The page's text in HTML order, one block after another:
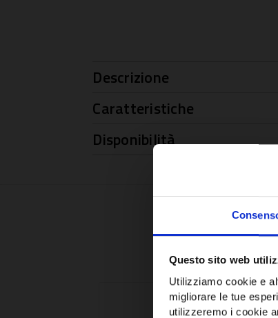
Questo sito web
Utilizziamo cookie e
migliorare le tue
utilizzeremo i cookie
Descrizione
Caratteristiche
Disponibilità